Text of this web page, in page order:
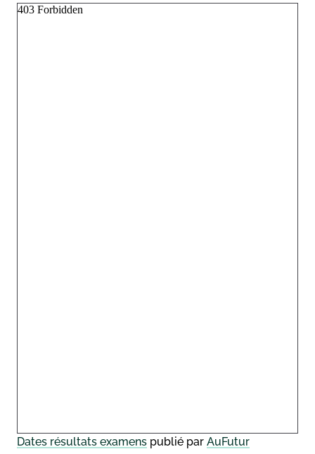
Dates résultats examens publié par AuFutur